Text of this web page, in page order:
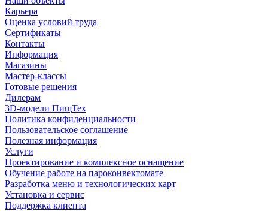
Карьера
Оценка условий труда
Сертификаты
Контакты
Информация
Магазины
Мастер-классы
Готовые решения
Дилерам
3D-модели ПищТех
Политика конфиденциальности
Пользовательское соглашение
Полезная информация
Услуги
Проектирование и комплексное оснащение
Обучение работе на пароконвектомате
Разработка меню и технологических карт
Установка и сервис
Поддержка клиента